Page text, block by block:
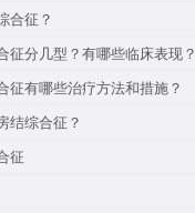
合征？
征分几型？有哪些临床表现？
征有哪些治疗方法和措施？
结综合征？
征